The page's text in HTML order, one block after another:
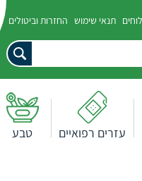
תנאי שימוש החזרות וביטולים
עזרים רפואיים טבע